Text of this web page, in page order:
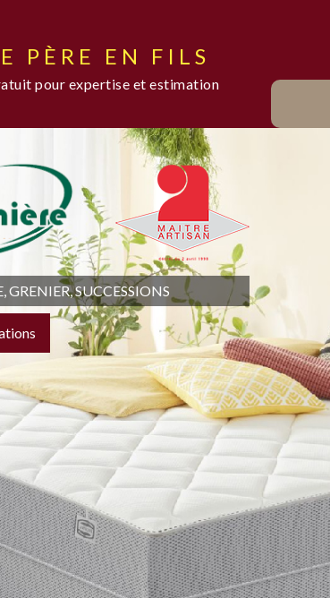
PÈRE EN FILS
pour expertise et estimation
SUCCESSIONS